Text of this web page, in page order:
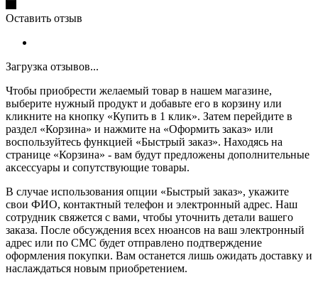
Оставить отзыв
Загрузка отзывов...
Чтобы приобрести желаемый товар в нашем магазине,
выберите нужный продукт и добавьте его в корзину или
кликните на кнопку «Купить в 1 клик». Затем перейдите в
раздел «Корзина» и нажмите на «Оформить заказ» или
воспользуйтесь функцией «Быстрый заказ». Находясь на
странице «Корзина» - вам будут предложены дополнительные
аксессуары и сопутствующие товары.
В случае использования опции «Быстрый заказ», укажите
свои ФИО, контактный телефон и электронный адрес. Наш
сотрудник свяжется с вами, чтобы уточнить детали вашего
заказа. После обсуждения всех нюансов на ваш электронный
адрес или по СМС будет отправлено подтверждение
оформления покупки. Вам останется лишь ожидать доставку и
наслаждаться новым приобретением.